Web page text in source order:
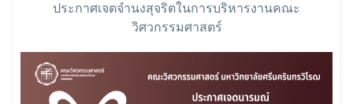
ประกาศเจตจำนงสุจริตในการบริหารงานคณะ
วิศวกรรมศาสตร์